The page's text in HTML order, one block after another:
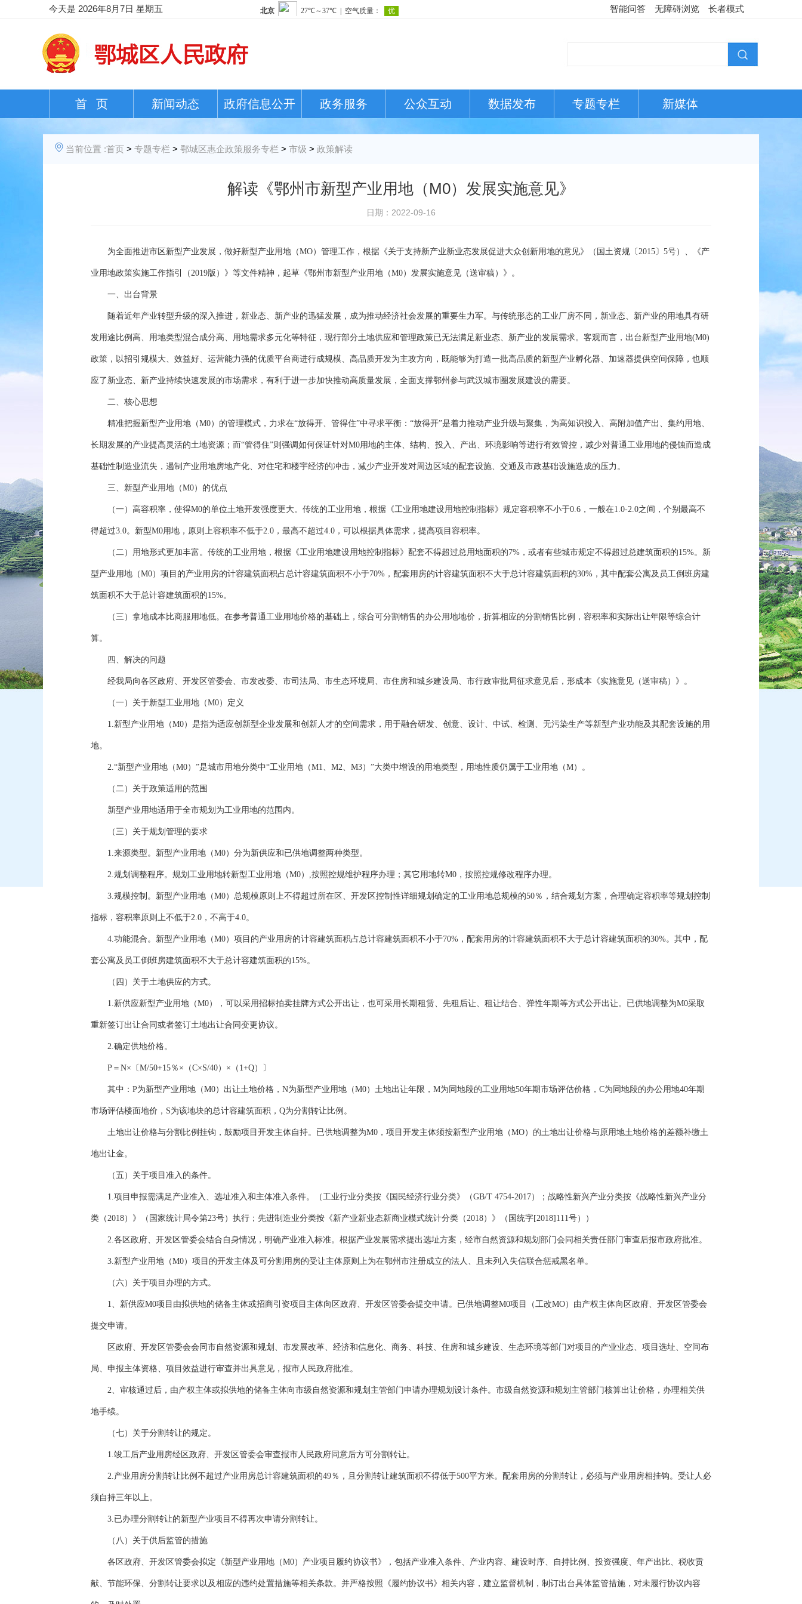
今天是 2026年8月7日 星期五 智能问答 无障碍浏览 长者模式
首 页 新闻动态 政府信息公开 政务服务 公众互动 数据发布 专题专栏 新媒体
当前位置 :首页 > 专题专栏 > 鄂城区惠企政策服务专栏 > 市级 > 政策解读
解读《鄂州市新型产业用地（M0）发展实施意见》
日期：2022-09-16
为全面推进市区新型产业发展，做好新型产业用地（MO）管理工作，根据《关于支持新产业新业态发展促进大众创新用地的意见》（国土资规〔2015〕5号）、《产
业用地政策实施工作指引（2019版）》等文件精神，起草《鄂州市新型产业用地（M0）发展实施意见（送审稿）》。
一、出台背景
随着近年产业转型升级的深入推进，新业态、新产业的迅猛发展，成为推动经济社会发展的重要生力军。与传统形态的工业厂房不同，新业态、新产业的用地具有研
发用途比例高、用地类型混合成分高、用地需求多元化等特征，现行部分土地供应和管理政策已无法满足新业态、新产业的发展需求。客观而言，出台新型产业用地(M0)
政策，以招引规模大、效益好、运营能力强的优质平台商进行成规模、高品质开发为主攻方向，既能够为打造一批高品质的新型产业孵化器、加速器提供空间保障，也顺
应了新业态、新产业持续快速发展的市场需求，有利于进一步加快推动高质量发展，全面支撑鄂州参与武汉城市圈发展建设的需要。
二、核心思想
精准把握新型产业用地（M0）的管理模式，力求在“放得开、管得住”中寻求平衡：“放得开”是着力推动产业升级与聚集，为高知识投入、高附加值产出、集约用地、
长期发展的产业提高灵活的土地资源；而“管得住”则强调如何保证针对M0用地的主体、结构、投入、产出、环境影响等进行有效管控，减少对普通工业用地的侵蚀而造成
基础性制造业流失，遏制产业用地房地产化、对住宅和楼宇经济的冲击，减少产业开发对周边区域的配套设施、交通及市政基础设施造成的压力。
三、新型产业用地（M0）的优点
（一）高容积率，使得M0的单位土地开发强度更大。传统的工业用地，根据《工业用地建设用地控制指标》规定容积率不小于0.6，一般在1.0-2.0之间，个别最高不
得超过3.0。新型M0用地，原则上容积率不低于2.0，最高不超过4.0，可以根据具体需求，提高项目容积率。
（二）用地形式更加丰富。传统的工业用地，根据《工业用地建设用地控制指标》配套不得超过总用地面积的7%，或者有些城市规定不得超过总建筑面积的15%。新
型产业用地（M0）项目的产业用房的计容建筑面积占总计容建筑面积不小于70%，配套用房的计容建筑面积不大于总计容建筑面积的30%，其中配套公寓及员工倒班房建
筑面积不大于总计容建筑面积的15%。
（三）拿地成本比商服用地低。在参考普通工业用地价格的基础上，综合可分割销售的办公用地地价，折算相应的分割销售比例，容积率和实际出让年限等综合计
算。
四、解决的问题
经我局向各区政府、开发区管委会、市发改委、市司法局、市生态环境局、市住房和城乡建设局、市行政审批局征求意见后，形成本《实施意见（送审稿）》。
（一）关于新型工业用地（M0）定义
1.新型产业用地（M0）是指为适应创新型企业发展和创新人才的空间需求，用于融合研发、创意、设计、中试、检测、无污染生产等新型产业功能及其配套设施的用
地。
2.“新型产业用地（M0）”是城市用地分类中“工业用地（M1、M2、M3）”大类中增设的用地类型，用地性质仍属于工业用地（M）。
（二）关于政策适用的范围
新型产业用地适用于全市规划为工业用地的范围内。
（三）关于规划管理的要求
1.来源类型。新型产业用地（M0）分为新供应和已供地调整两种类型。
2.规划调整程序。规划工业用地转新型工业用地（M0）,按照控规维护程序办理；其它用地转M0，按照控规修改程序办理。
3.规模控制。新型产业用地（M0）总规模原则上不得超过所在区、开发区控制性详细规划确定的工业用地总规模的50％，结合规划方案，合理确定容积率等规划控制
指标，容积率原则上不低于2.0，不高于4.0。
4.功能混合。新型产业用地（M0）项目的产业用房的计容建筑面积占总计容建筑面积不小于70%，配套用房的计容建筑面积不大于总计容建筑面积的30%。其中，配
套公寓及员工倒班房建筑面积不大于总计容建筑面积的15%。
（四）关于土地供应的方式。
1.新供应新型产业用地（M0），可以采用招标拍卖挂牌方式公开出让，也可采用长期租赁、先租后让、租让结合、弹性年期等方式公开出让。已供地调整为M0采取
重新签订出让合同或者签订土地出让合同变更协议。
2.确定供地价格。
P＝N×〔M/50+15％×（C×S/40）×（1+Q）〕
其中：P为新型产业用地（M0）出让土地价格，N为新型产业用地（M0）土地出让年限，M为同地段的工业用地50年期市场评估价格，C为同地段的办公用地40年期
市场评估楼面地价，S为该地块的总计容建筑面积，Q为分割转让比例。
土地出让价格与分割比例挂钩，鼓励项目开发主体自持。已供地调整为M0，项目开发主体须按新型产业用地（MO）的土地出让价格与原用地土地价格的差额补缴土
地出让金。
（五）关于项目准入的条件。
1.项目申报需满足产业准入、选址准入和主体准入条件。（工业行业分类按《国民经济行业分类》（GB/T 4754-2017）；战略性新兴产业分类按《战略性新兴产业分
类（2018）》（国家统计局令第23号）执行；先进制造业分类按《新产业新业态新商业模式统计分类（2018）》（国统字[2018]111号））
2.各区政府、开发区管委会结合自身情况，明确产业准入标准。根据产业发展需求提出选址方案，经市自然资源和规划部门会同相关责任部门审查后报市政府批准。
3.新型产业用地（M0）项目的开发主体及可分割用房的受让主体原则上为在鄂州市注册成立的法人、且未列入失信联合惩戒黑名单。
（六）关于项目办理的方式。
1、新供应M0项目由拟供地的储备主体或招商引资项目主体向区政府、开发区管委会提交申请。已供地调整M0项目（工改MO）由产权主体向区政府、开发区管委会
提交申请。
区政府、开发区管委会会同市自然资源和规划、市发展改革、经济和信息化、商务、科技、住房和城乡建设、生态环境等部门对项目的产业业态、项目选址、空间布
局、申报主体资格、项目效益进行审查并出具意见，报市人民政府批准。
2、审核通过后，由产权主体或拟供地的储备主体向市级自然资源和规划主管部门申请办理规划设计条件。市级自然资源和规划主管部门核算出让价格，办理相关供
地手续。
（七）关于分割转让的规定。
1.竣工后产业用房经区政府、开发区管委会审查报市人民政府同意后方可分割转让。
2.产业用房分割转让比例不超过产业用房总计容建筑面积的49％，且分割转让建筑面积不得低于500平方米。配套用房的分割转让，必须与产业用房相挂钩。受让人必
须自持三年以上。
3.已办理分割转让的新型产业项目不得再次申请分割转让。
（八）关于供后监管的措施
各区政府、开发区管委会拟定《新型产业用地（M0）产业项目履约协议书》，包括产业准入条件、产业内容、建设时序、自持比例、投资强度、年产出比、税收贡
献、节能环保、分割转让要求以及相应的违约处置措施等相关条款。并严格按照《履约协议书》相关内容，建立监督机制，制订出台具体监管措施，对未履行协议内容